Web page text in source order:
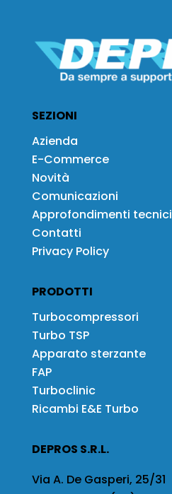
SEZIONI
Azienda
E-Commerce
Novità
Comunicazioni
Approfondimenti tecnici
Contatti
Privacy Policy
PRODOTTI
Turbocompressori
Turbo TSP
Apparato sterzante
FAP
Turboclinic
Ricambi E&E Turbo
DEPROS S.R.L.
Via A. De Gasperi, 25/31